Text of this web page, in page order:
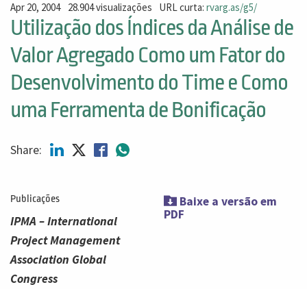
Apr 20, 2004 28.904 visualizações URL curta:rvarg.as/g5/
Utilização dos Índices da Análise de
Valor Agregado Como um Fator do
Desenvolvimento do Time e Como
uma Ferramenta de Bonificação
Share:
Publicações
IPMA – International
Project Management
Association Global
Congress
Baixe a versão em
PDF